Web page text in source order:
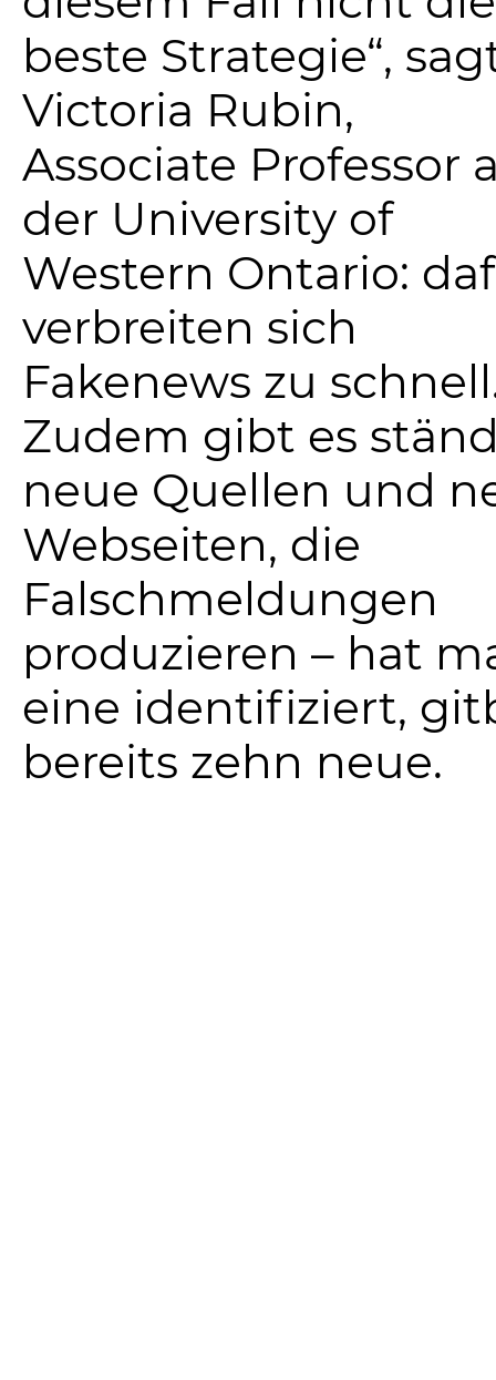
beste Strategie“,
Victoria Rubin,
Associate Professor
der University of
Western Ontario:
verbreiten sich
Fakenews zu
Zudem gibt es
neue Quellen und
Webseiten, die
Falschmeldungen
produzieren – hat
eine identifiziert,
bereits zehn neue.